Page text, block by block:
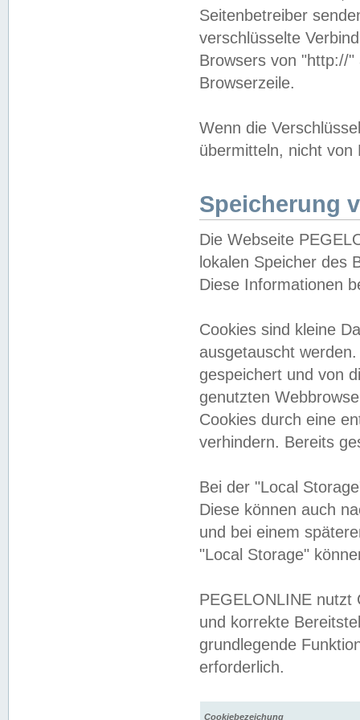
Seitenbetreiber
verschlüsselte
Browsers von "http://
Browserzeile.
Wenn die
übermitteln, nicht von
Speicherung
Die Webseite
lokalen Speicher des
Diese Informationen
Cookies sind kleine
ausgetauscht
gespeichert und von
genutzten
Cookies durch eine
verhindern. Bereits
Bei der "Local
Diese können auch
und bei einem
"Local Storage"
PEGELONLINE nutzt
und korrekte
grundlegende
erforderlich.
Cookiebezeichung